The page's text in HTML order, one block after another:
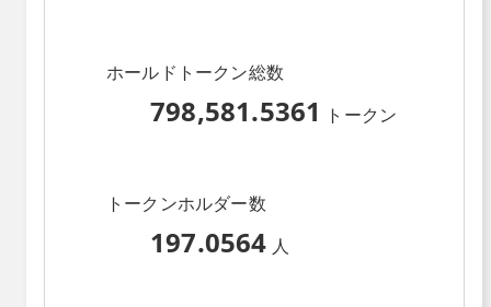
ホールドトークン総数
798,581.5361 トークン
トークンホルダー数
197.0564 人